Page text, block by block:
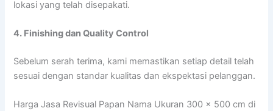
lokasi yang telah disepakati.
4. Finishing dan Quality Control
Sebelum serah terima, kami memastikan setiap detail telah
sesuai dengan standar kualitas dan ekspektasi pelanggan.
Harga Jasa Revisual Papan Nama Ukuran 300 x 500 cm di